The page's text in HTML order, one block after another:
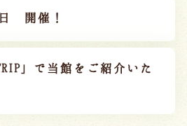
開催！
」で当館をご紹介いた